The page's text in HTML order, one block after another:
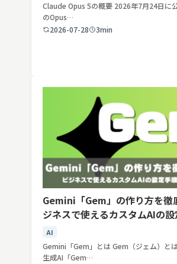
Claude Opus 5の概要 2026年7月24日に
のOpus…
2026-07-28
3min
Gemini「Gem」の作り方を徹
ジネスで使えるカスタムAIの
用例
AI
Gemini「Gem」とは Gem（ジェム）と
生成AI「Gem…